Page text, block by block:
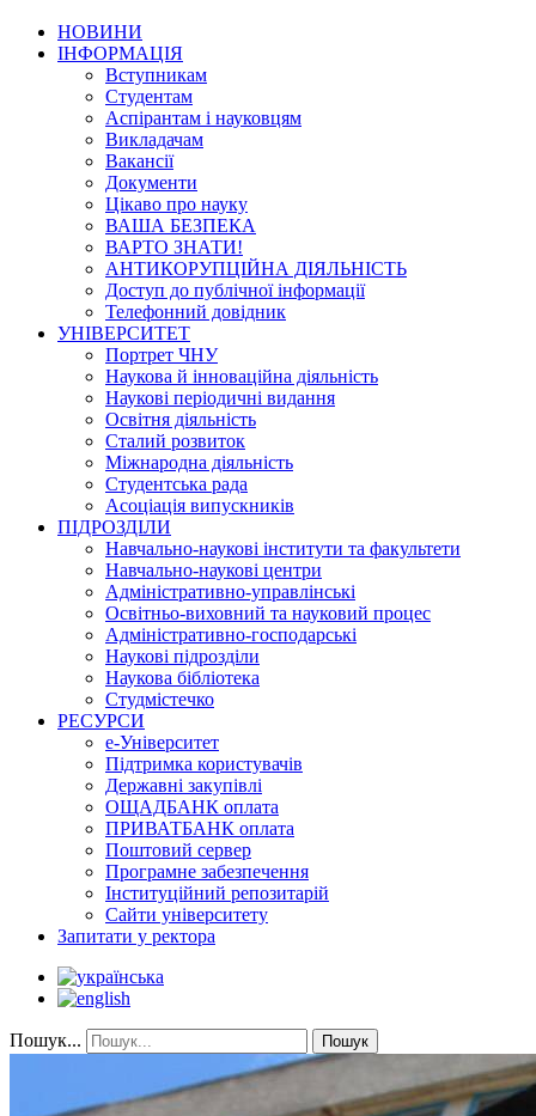
НОВИНИ
ІНФОРМАЦІЯ
Вступникам
Студентам
Аспірантам і науковцям
Викладачам
Вакансії
Документи
Цікаво про науку
ВАША БЕЗПЕКА
ВАРТО ЗНАТИ!
АНТИКОРУПЦІЙНА ДІЯЛЬНІСТЬ
Доступ до публічної інформації
Телефонний довідник
УНІВЕРСИТЕТ
Портрет ЧНУ
Наукова й інноваційна діяльність
Наукові періодичні видання
Освітня діяльність
Сталий розвиток
Міжнародна діяльність
Студентська рада
Асоціація випускників
ПІДРОЗДІЛИ
Навчально-наукові інститути та факультети
Навчально-наукові центри
Адміністративно-управлінські
Освітньо-виховний та науковий процес
Адміністративно-господарські
Наукові підрозділи
Наукова бібліотека
Студмістечко
РЕСУРСИ
е-Університет
Підтримка користувачів
Державні закупівлі
ОЩАДБАНК оплата
ПРИВАТБАНК оплата
Поштовий сервер
Програмне забезпечення
Інституційний репозитарій
Сайти університету
Запитати у ректора
Пошук... Пошук